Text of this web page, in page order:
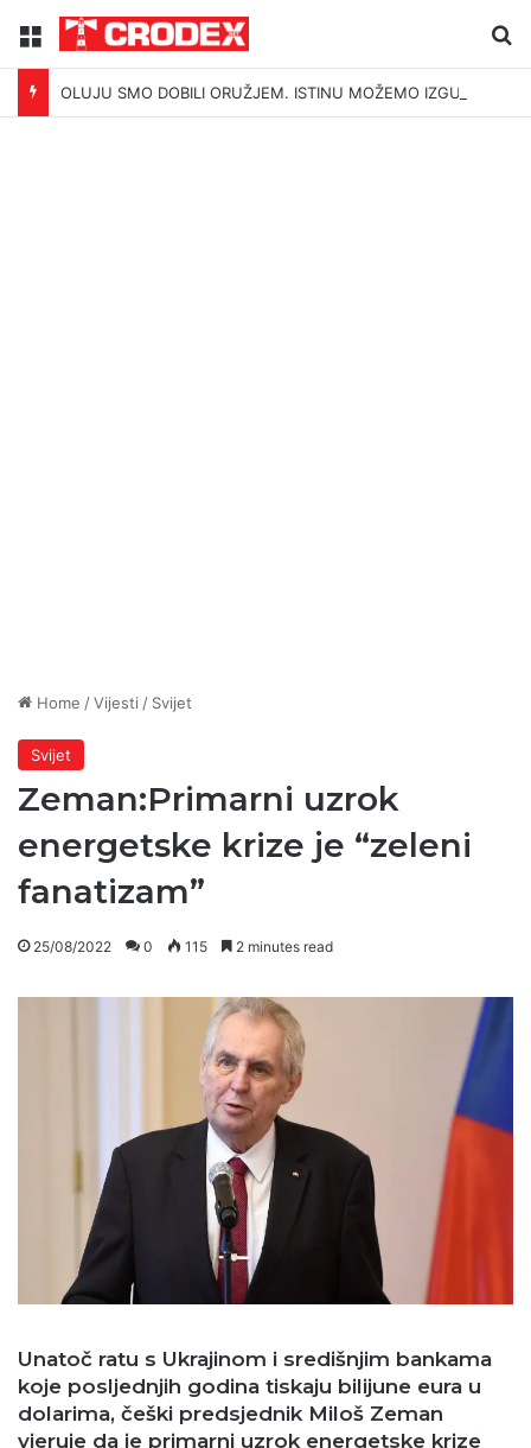
Menu
Home /Vijesti / Svijet
Svijet
Zeman:Primarni uzrok
energetske krize je “zeleni
fanatizam”
25/08/2022 0 115 2 minutes read
Unatoč ratu s Ukrajinom i središnjim bankama
koje posljednjih godina tiskaju bilijune eura u
dolarima, češki predsjednik Miloš Zeman
vjeruje da je primarni uzrok energetske krize